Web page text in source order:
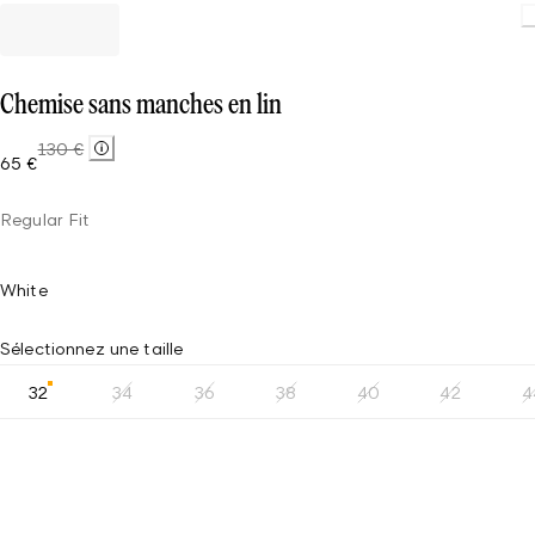
Chemise sans manches en lin
65 €
130 €
Regular Fit
White
Sélectionnez une taille
32 34 36 38 40 42